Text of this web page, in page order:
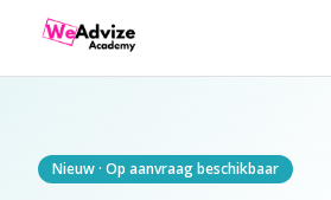
Nieuw · Op aanvraag beschikbaar